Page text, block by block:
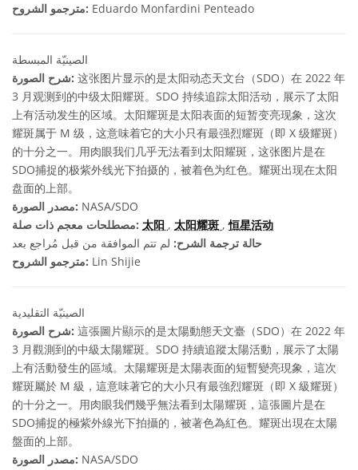
مترجمو الشروح: Eduardo Monfardini Penteado
الصينيّة المبسطة
شرح الصورة: 这张图片显示的是太阳动态天文台（SDO）在 2022 年
3 月观测到的中级太阳耀斑。SDO 持续追踪太阳活动，展示了太阳
上有活动发生的区域。太阳耀斑是太阳表面的短暂变亮现象，这次
耀斑属于 M 级，这意味着它的大小只有最强烈耀斑（即 X 级耀斑）
的十分之一。用肉眼我们几乎无法看到太阳耀斑，这张图片是在
SDO捕捉的极紫外线光下拍摄的，被着色为红色。耀斑出现在太阳
盘面的上部。
مصدر الصورة: NASA/SDO
مصطلحات معجم ذات صلة: 太阳 , 太阳耀斑 ,恒星活动
حالة ترجمة الشرح: لم تتم الموافقة من قبل مُراجع بعد
مترجمو الشروح: Lin Shijie
الصينيّة التقليدية
شرح الصورة: 這張圖片顯示的是太陽動態天文臺（SDO）在 2022 年
3 月觀測到的中級太陽耀斑。SDO 持續追蹤太陽活動，展示了太陽
上有活動發生的區域。太陽耀斑是太陽表面的短暫變亮現象，這次
耀斑屬於 M 級，這意味著它的大小只有最強烈耀斑（即 X 級耀斑）
的十分之一。用肉眼我們幾乎無法看到太陽耀斑，這張圖片是在
SDO捕捉的極紫外線光下拍攝的，被著色為紅色。耀斑出現在太陽
盤面的上部。
مصدر الصورة: NASA/SDO